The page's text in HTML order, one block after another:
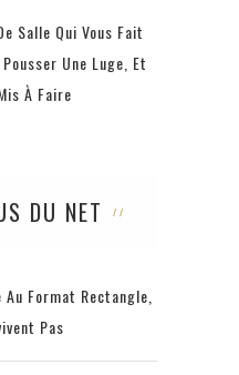
Salle Qui Vous Fait
Une Luge, Et
À Faire
DU NET
Format Rectangle,
Pas